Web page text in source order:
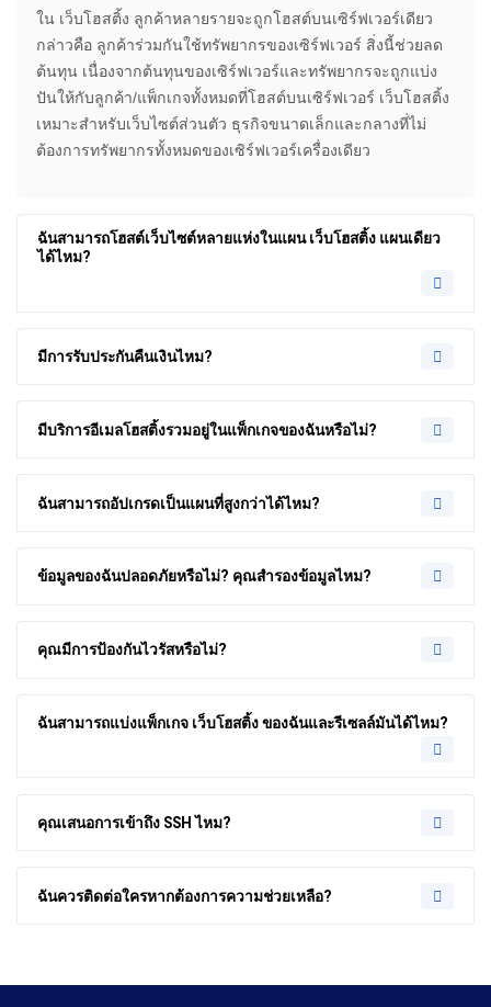
ใน เว็บโฮสติ้ง ลูกค้าหลายรายจะถูกโฮสต์บนเซิร์ฟเวอร์เดียว
กล่าวคือ ลูกค้าร่วมกันใช้ทรัพยากรของเซิร์ฟเวอร์ สิ่งนี้ช่วยลด
ต้นทุน เนื่องจากต้นทุนของเซิร์ฟเวอร์และทรัพยากรจะถูกแบ่ง
ปันให้กับลูกค้า/แพ็กเกจทั้งหมดที่โฮสต์บนเซิร์ฟเวอร์ เว็บโฮสติ้ง
เหมาะสำหรับเว็บไซต์ส่วนตัว ธุรกิจขนาดเล็กและกลางที่ไม่
ต้องการทรัพยากรทั้งหมดของเซิร์ฟเวอร์เครื่องเดียว
ฉันสามารถโฮสต์เว็บไซต์หลายแห่งในแผน เว็บโฮสติ้ง แผนเดียว
ได้ไหม?
มีการรับประกันคืนเงินไหม?
มีบริการอีเมลโฮสติ้งรวมอยู่ในแพ็กเกจของฉันหรือไม่?
ฉันสามารถอัปเกรดเป็นแผนที่สูงกว่าได้ไหม?
ข้อมูลของฉันปลอดภัยหรือไม่? คุณสำรองข้อมูลไหม?
คุณมีการป้องกันไวรัสหรือไม่?
ฉันสามารถแบ่งแพ็กเกจ เว็บโฮสติ้ง ของฉันและรีเซลล์มันได้ไหม?
คุณเสนอการเข้าถึง SSH ไหม?
ฉันควรติดต่อใครหากต้องการความช่วยเหลือ?